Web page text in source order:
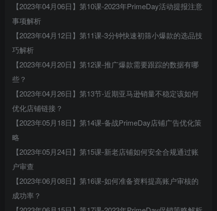
【2023年04月06日】第10课-2023年PrimeDay活动提报注意
事项解析
【2023年04月12日】第11课-3分钟快速初筛小爆款的选品技
巧解析
【2023年04月20日】第12课-推广爆款需要跟踪的数据有哪
些？
【2023年04月26日】第13节-近期亚马逊销量不稳定该如何
优化店铺链接？
【2023年05月18日】第14课-备战PrimeDay店铺广告优化策
略
【2023年05月24日】第15课-新老店铺如何安全合规通过账
户审查
【2023年06月08日】第16课-如何准备资料提高账户审核的
成功率？